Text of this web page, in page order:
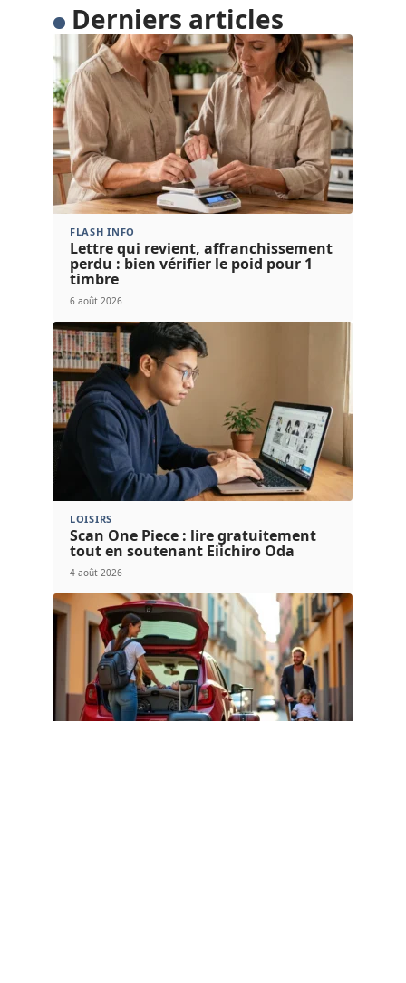
Derniers articles
FLASH INFO
Lettre qui revient, affranchissement
perdu : bien vérifier le poid pour 1
timbre
6 août 2026
LOISIRS
Scan One Piece : lire gratuitement
tout en soutenant Eiichiro Oda
4 août 2026